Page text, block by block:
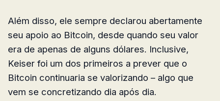
Além disso, ele sempre declarou abertamente
seu apoio ao Bitcoin, desde quando seu valor
era de apenas de alguns dólares. Inclusive,
Keiser foi um dos primeiros a prever que o
Bitcoin continuaria se valorizando – algo que
vem se concretizando dia após dia.